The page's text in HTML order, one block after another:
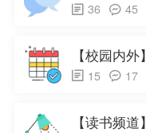
36 45
【校园内外】
15 17
【读书频道】